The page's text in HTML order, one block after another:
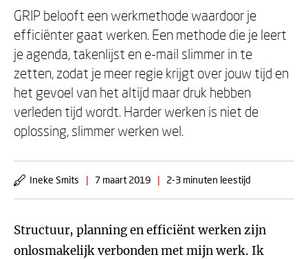
GRIP belooft een werkmethode waardoor je
efficiënter gaat werken. Een methode die je leert
je agenda, takenlijst en e-mail slimmer in te
zetten, zodat je meer regie krijgt over jouw tijd en
het gevoel van het altijd maar druk hebben
verleden tijd wordt. Harder werken is niet de
oplossing, slimmer werken wel.
Ineke Smits | 7 maart 2019 | 2-3 minuten leestijd
Structuur, planning en efficiënt werken zijn
onlosmakelijk verbonden met mijn werk. Ik